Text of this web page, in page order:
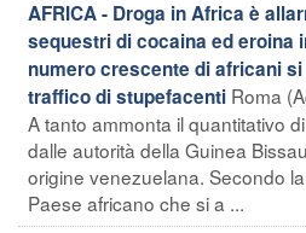
AFRICA - Droga in Africa è
sequestri di cocaina ed eroina
numero crescente di africani
traffico di stupefacenti Roma
A tanto ammonta il quantitativo
dalle autorità della Guinea
origine venezuelana. Secondo
Paese africano che si a ...